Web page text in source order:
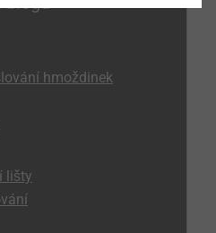
hmoždinek
lišty